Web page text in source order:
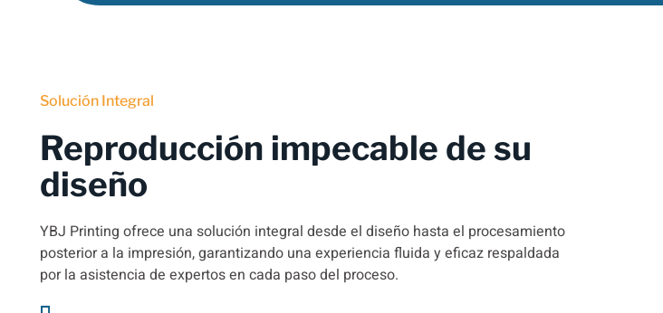
Solución Integral
Reproducción impecable de su
diseño
YBJ Printing ofrece una solución integral desde el diseño hasta el procesamiento
posterior a la impresión, garantizando una experiencia fluida y eficaz respaldada
por la asistencia de expertos en cada paso del proceso.